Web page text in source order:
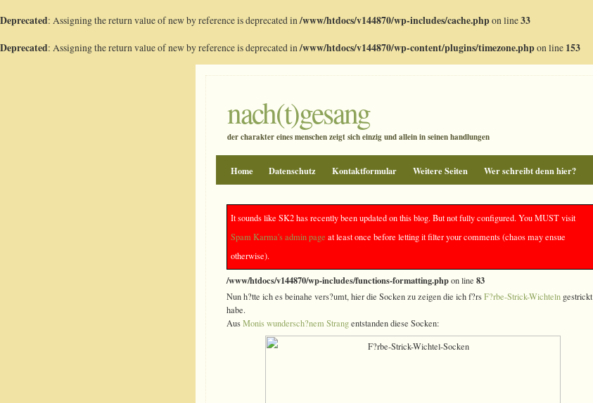
Deprecated: Assigning the return value of new by reference is deprecated in/www/htdocs/v144870/wp-includes/cache.phpon line33
Deprecated: Assigning the return value of new by reference is deprecated in/www/htdocs/v144870/wp-content/plugins/timezone.phpon line 153
nach(t)gesang
der charakter eines menschen zeigt sich einzig und allein in seinen handlungen
Home Datenschutz Kontaktformular Weitere Seiten Wer schreibt denn hier?
Meerschaum-Socken
Deprecated
/www/htdocs/v144870/wp-includes/functions-formatting.phpon line 83
Nun h?tte ich es beinahe vers?umt, hier die Socken zu zeigen die ich f?rsF?rbe-Strick-Wichtelngestrickt
habe.
AusMonis wundersch?nem Strangentstanden diese Socken:
It sounds like SK2 has recently been updated on this blog. But not fully configured. You MUST visit
Spam Karma's admin page at least once before letting it filter your comments (chaos may ensue
otherwise).